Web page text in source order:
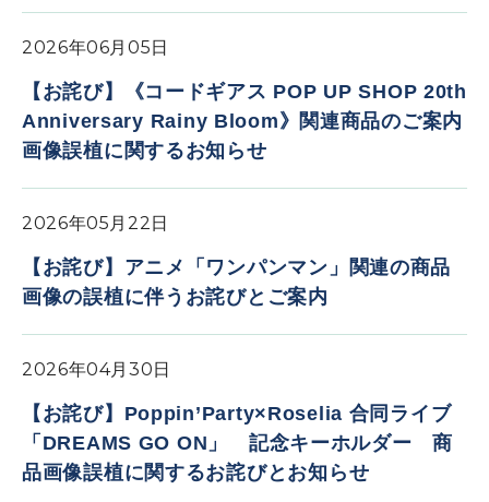
2026年06月05日
【お詫び】《コードギアス POP UP SHOP 20th
Anniversary Rainy Bloom》関連商品のご案内
画像誤植に関するお知らせ
2026年05月22日
【お詫び】アニメ「ワンパンマン」関連の商品
画像の誤植に伴うお詫びとご案内
2026年04月30日
【お詫び】Poppin’Party×Roselia 合同ライブ
「DREAMS GO ON」 記念キーホルダー 商
品画像誤植に関するお詫びとお知らせ